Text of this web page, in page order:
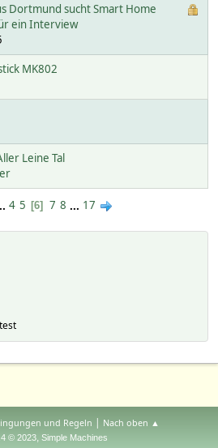
Dortmund sucht Smart Home
ein Interview
MK802
Leine Tal
4 5 6 7 8 ... 17
und Regeln | Nach oben ▲
© 2023, Simple Machines